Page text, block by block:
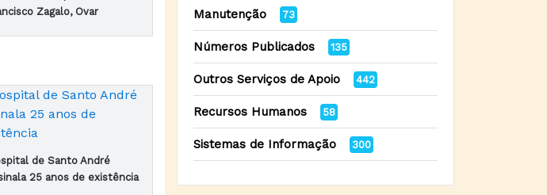
Zagalo, Ovar
de Santo André
25 anos de existência
Manutenção 73
Números Publicados 135
Outros Serviços de Apoio 442
Recursos Humanos 58
Sistemas de Informação 300